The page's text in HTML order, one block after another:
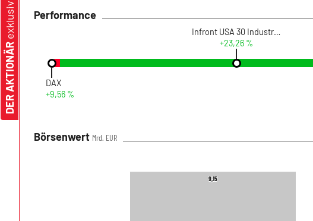
Performance
DAX
+9,56 %
Infront USA 30 Industrial
+23,26 %
Börsenwert Mrd. EUR
9,15
9,15
DER AKTIONÄR
exklusiv